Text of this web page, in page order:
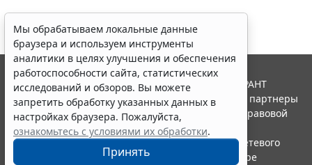
Мы обрабатываем локальные данные
браузера и используем инструменты
аналитики в целях улучшения и обеспечения
работоспособности сайта, статистических
исследований и обзоров. Вы можете
запретить обработку указанных данных в
настройках браузера. Пожалуйста,
ознакомьтесь с условиями их обработки.
Принять
© ООО "НПП "ГАРАНТ-СЕРВИС", 2026. Система ГАРАНТ
выпускается с 1990 года. Компания "Гарант" и ее партнеры
являются участниками Российской ассоциации правовой
информации ГАРАНТ.
Портал ГАРАНТ.РУ зарегистрирован в качестве сетевого
издания Федеральной службой по надзору в сфере